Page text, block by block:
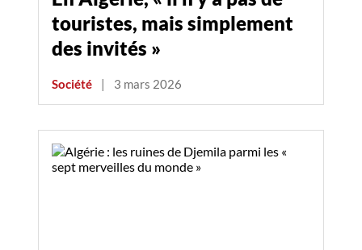
touristes, mais simplement
des invités »
Société | 3 mars 2026